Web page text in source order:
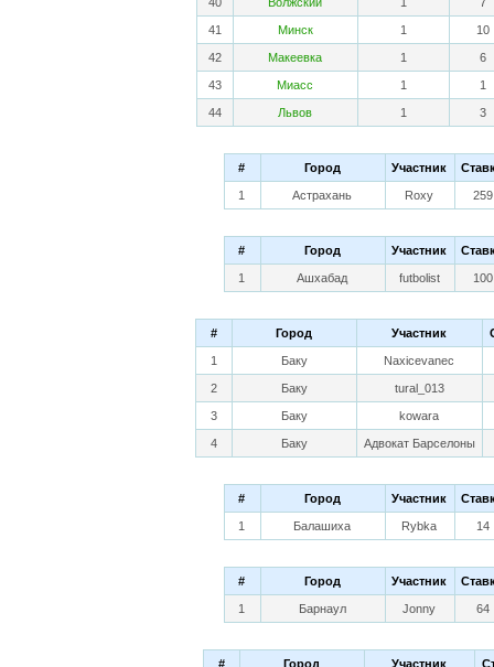
41 Минск 1 10
42 Макеевка 1 6
43 Миасс 1 1
44 Львов 1 3
# Город Участник
1 Астрахань Roxy 259
# Город Участник
1 Ашхабад futbolist 100
# Город Участник
1 Баку Naxicevanec
2 Баку tural_013
3 Баку kowara
4 Баку Адвокат Барселоны
# Город Участник
1 Балашиха Rybka 14
# Город Участник
1 Барнаул Jonny 64
# Город Участник